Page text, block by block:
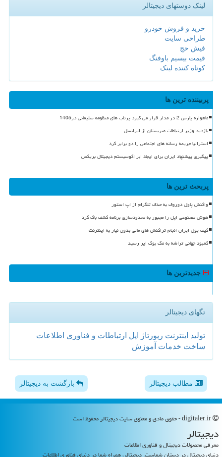
لینک دوستهای دیجیتالر
خرید و فروش خودرو
طراحی سایت
فیش حج
قیمت بیسیم باوفنگ
کوتاه کننده لینک
پربیننده ترین ها
ماهواره پارس 2 در مدار قرار می گیرد پرتاب های منظومه سلیمانی در1405
بازدید وزیر ارتباطات صربستان از ایرانسل
استرالیا جریمه رسانه های اجتماعی را دو برابر کرد
پیگیری پیشنهاد ایران برای ایجاد ابر اکوسیستم دیجیتال بریکس
پربحث ترین ها
واکنش پاول دوروف به حذف تلگرام از اپ استور
هوش مصنوعی اپل را مجبور به محدودسازی برنامه کشف باگ کرد
کیف پول ایران انجام تراکنش های مالی بدون نیاز به اینترنت
کمبود جهانی تراشه به مک بوک ایر رسید
جدیدترین ها
تگهای دیجیتالر
تولید اینترنت رپورتاژ اپل ارتباطات و فناوری اطلاعات
ساخت خدمات آموزش
مطالب دیجیتالر بازگشت به دیجیتالر
دیجیتالر
معرفی محصولات دیجیتال و فناوری اطلاعات
دنیای دیجیتال در دستان شماست. دیجیتالر، همراه شما در دنیای فناوری اطلاعات